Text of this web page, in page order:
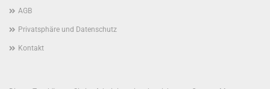
AGB
Privatsphäre und Datenschutz
Kontakt